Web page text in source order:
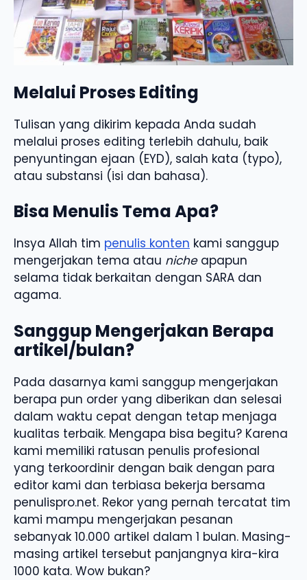
Melalui Proses Editing
Tulisan yang dikirim kepada Anda sudah
melalui proses editing terlebih dahulu, baik
penyuntingan ejaan (EYD), salah kata (typo),
atau substansi (isi dan bahasa).
Bisa Menulis Tema Apa?
Insya Allah tim penulis konten kami sanggup
mengerjakan tema atau nicheapapun
selama tidak berkaitan dengan SARA dan
agama.
Sanggup Mengerjakan Berapa
artikel/bulan?
Pada dasarnya kami sanggup mengerjakan
berapa pun order yang diberikan dan selesai
dalam waktu cepat dengan tetap menjaga
kualitas terbaik. Mengapa bisa begitu? Karena
kami memiliki ratusan penulis profesional
yang terkoordinir dengan baik dengan para
editor kami dan terbiasa bekerja bersama
penulispro.net. Rekor yang pernah tercatat tim
kami mampu mengerjakan pesanan
sebanyak 10.000 artikel dalam 1 bulan. Masing-
masing artikel tersebut panjangnya kira-kira
1000 kata. Wow bukan?